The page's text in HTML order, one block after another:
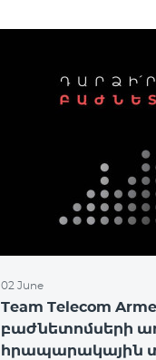
02 June
Team Telecom
բաժնետոմսերի
հրապարակային